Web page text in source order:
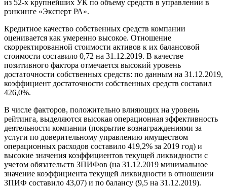
из 52-х крупнейших УК по объему средств в управлении в
рэнкинге «Эксперт РА».
Кредитное качество собственных средств компании
оценивается как умеренно высокое. Отношение
скорректированной стоимости активов к их балансовой
стоимости составило 0,72 на 31.12.2019. В качестве
позитивного фактора отмечается высокий уровень
достаточности собственных средств: по данным на 31.12.2019,
коэффициент достаточности собственных средств составил
426,0%.
В числе факторов, положительно влияющих на уровень
рейтинга, выделяются высокая операционная эффективность
деятельности компании (покрытие вознаграждениями за
услуги по доверительному управлению имуществом
операционных расходов составило 419,2% за 2019 год) и
высокие значения коэффициентов текущей ликвидности с
учетом обязательств ЗПИФов (на 31.12.2019 минимальное
значение коэффициента текущей ликвидности в отношении
ЗПИФ составило 43,07) и по балансу (9,5 на 31.12.2019).